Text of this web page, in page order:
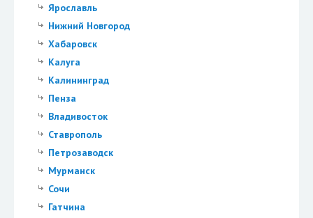
Ярославль
Нижний Новгород
Хабаровск
Калуга
Калининград
Пенза
Владивосток
Ставрополь
Петрозаводск
Мурманск
Сочи
Гатчина